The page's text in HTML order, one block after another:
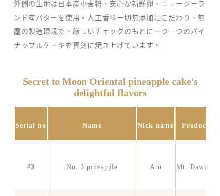
外側の生地は日本産小麦粉、安心な新鮮卵、ニュージーラ
ンド産バターを使用。人工香料一切無添加にこだわり、無
塵の製造環境で、厳しいチェックのもとに一つ一つのパイ
ナップルケーキを真剣に焼き上げています。
Secret to Moon Oriental pineapple cake's
delightful flavors
Serial no Name Nick name
#3 No. 3 pineapple Atu Mt. Dawu,